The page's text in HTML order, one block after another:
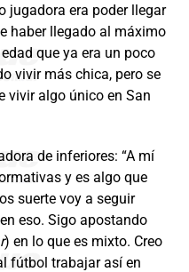
jugadora era poder llegar
haber llegado al máximo
que ya era un poco
vivir más chica, pero se
vivir algo único en San
de inferiores: “A mí
y es algo que
suerte voy a seguir
eso. Sigo apostando
) en lo que es mixto. Creo
fútbol trabajar así en